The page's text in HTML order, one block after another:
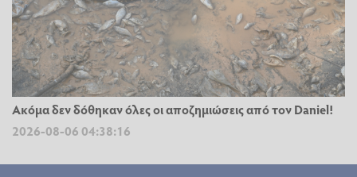
Ακόμα δεν δόθηκαν όλες οι αποζημιώσεις από τον Daniel!
2026-08-06 04:38:16